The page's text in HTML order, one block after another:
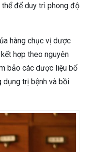
để duy trì phong độ
hàng chục vị dược
hợp theo nguyên
bảo các dược liệu bổ
dụng trị bệnh và bồi